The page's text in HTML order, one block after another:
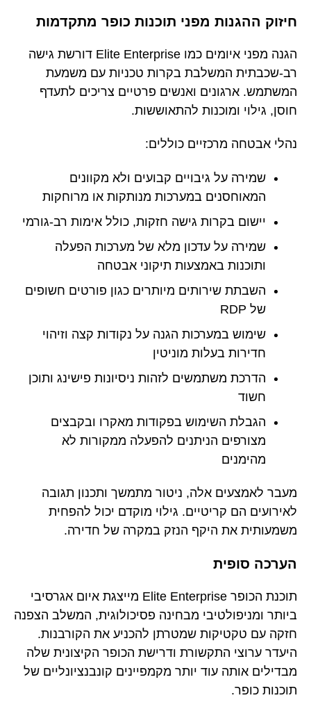
חיזוק ההגנות מפני תוכנות כופר מתקדמות
הגנה מפני איומים כמו Elite Enterprise דורשת גישה
רב-שכבתית המשלבת בקרות טכניות עם משמעת
המשתמש. ארגונים ואנשים פרטיים צריכים לתעדף
חוסן, גילוי ומוכנות להתאוששות.
נהלי אבטחה מרכזיים כוללים:
שמירה על גיבויים קבועים ולא מקוונים
המאוחסנים במערכות מנותקות או מרוחקות
יישום בקרות גישה חזקות, כולל אימות רב-גורמי
שמירה על עדכון מלא של מערכות הפעלה
ותוכנות באמצעות תיקוני אבטחה
השבתת שירותים מיותרים כגון פורטים חשופים
של RDP
שימוש במערכות הגנה על נקודות קצה וזיהוי
חדירות בעלות מוניטין
הדרכת משתמשים לזהות ניסיונות פישינג ותוכן
חשוד
הגבלת השימוש בפקודות מאקרו ובקבצים
מצורפים הניתנים להפעלה ממקורות לא
מהימנים
מעבר לאמצעים אלה, ניטור מתמשך ותכנון תגובה
לאירועים הם קריטיים. גילוי מוקדם יכול להפחית
משמעותית את היקף הנזק במקרה של חדירה.
הערכה סופית
תוכנת הכופר Elite Enterprise מייצגת איום אגרסיבי
ביותר ומניפולטיבי מבחינה פסיכולוגית, המשלב הצפנה
חזקה עם טקטיקות שמטרתן להכניע את הקורבנות.
היעדר ערוצי התקשורת ודרישת הכופר הקיצונית שלה
מבדילים אותה עוד יותר מקמפיינים קונבנציונליים של
תוכנות כופר.